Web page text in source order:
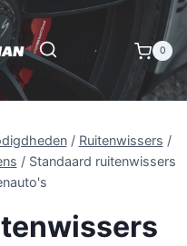
0
/ Ruitenwissers /
/ Standaard ruitenwissers